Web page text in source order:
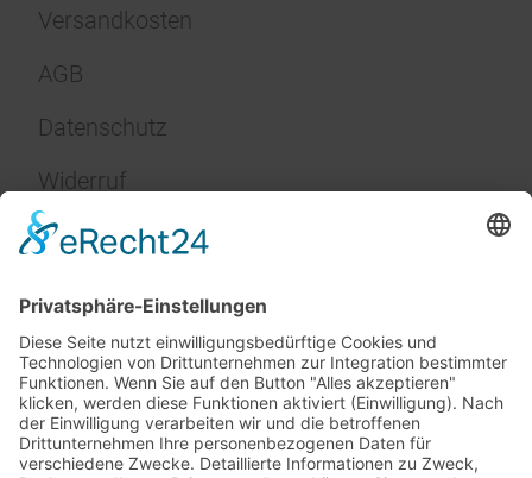
Versandkosten
AGB
Datenschutz
Widerruf
Impressum
Service
FAQ